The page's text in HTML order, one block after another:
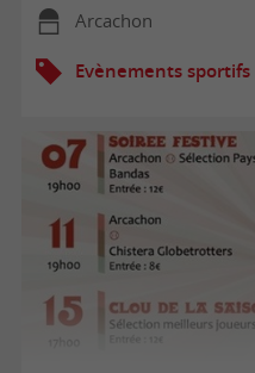
Arcachon
Evènements sportifs